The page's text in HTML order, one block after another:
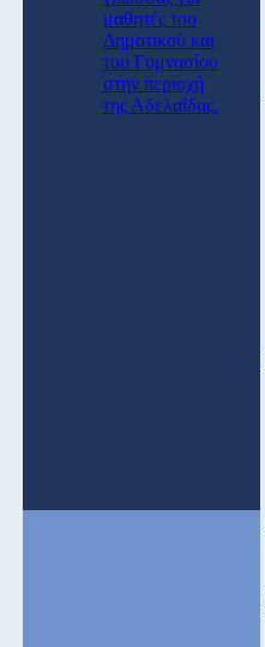
μαθητές του
Δημοτικού και
του Γυμνασίου
στην περιοχή
της Αδελαΐδας.